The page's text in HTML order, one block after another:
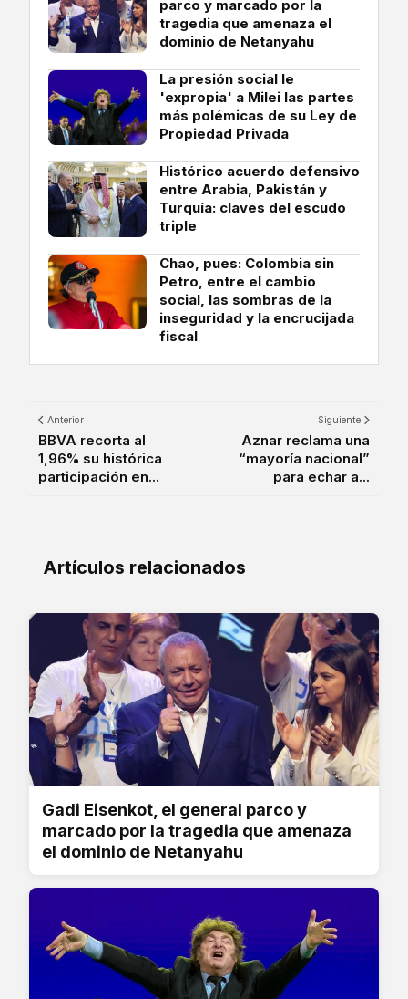
parco y marcado por la
tragedia que amenaza el
dominio de Netanyahu
La presión social le
'expropia' a Milei las partes
más polémicas de su Ley de
Propiedad Privada
Histórico acuerdo defensivo
entre Arabia, Pakistán y
Turquía: claves del escudo
triple
Chao, pues: Colombia sin
Petro, entre el cambio
social, las sombras de la
inseguridad y la encrucijada
fiscal
Anterior
BBVA recorta al
1,96% su histórica
participación en...
Siguiente
Aznar reclama una
“mayoría nacional”
para echar a...
Artículos relacionados
Gadi Eisenkot, el general parco y
marcado por la tragedia que amenaza
el dominio de Netanyahu